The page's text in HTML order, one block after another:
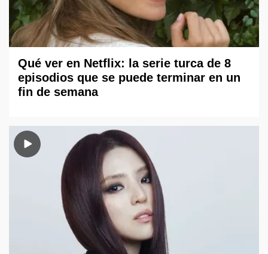
Qué ver en Netflix: la serie turca de 8
episodios que se puede terminar en un
fin de semana